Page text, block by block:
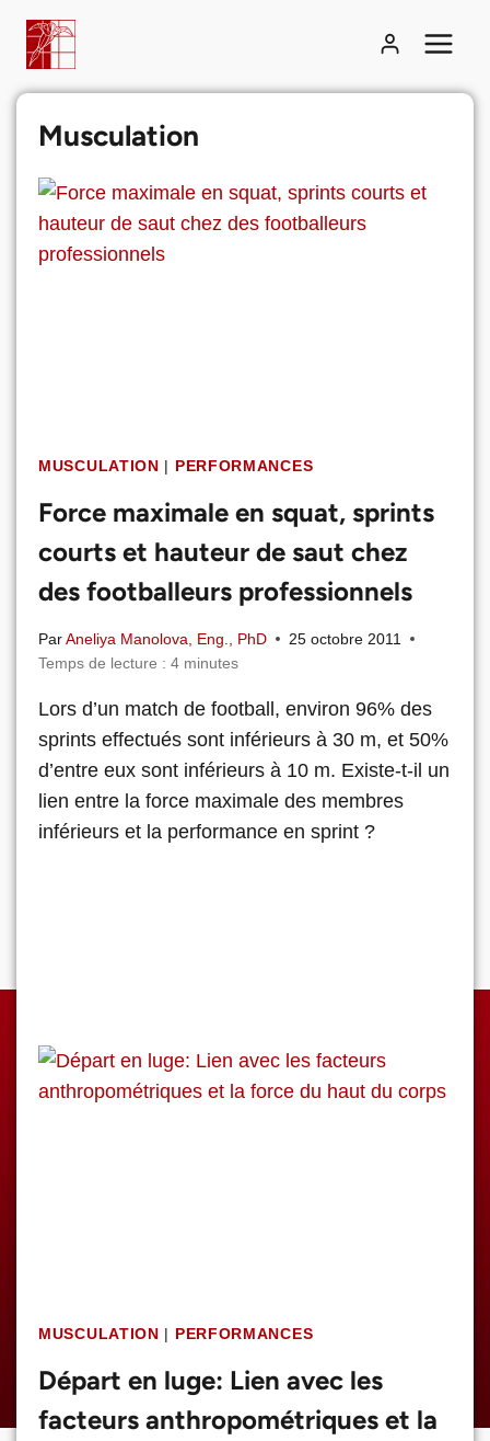
Aller
contenu
Musculation
MUSCULATION | PERFORMANCES
Force maximale en squat, sprints
courts et hauteur de saut chez
des footballeurs professionnels
ParAneliya Manolova, Eng., PhD
25 octobre 2011
Temps de lecture : 4 minutes
Lors d’un match de football, environ 96% des
sprints effectués sont inférieurs à 30 m, et 50%
d’entre eux sont inférieurs à 10 m. Existe-t-il un
lien entre la force maximale des membres
inférieurs et la performance en sprint ?
MUSCULATION | PERFORMANCES
Départ en luge: Lien avec les
facteurs anthropométriques et la